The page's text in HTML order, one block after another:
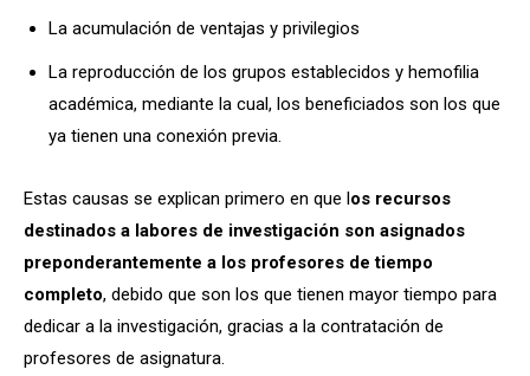
La acumulación de ventajas y privilegios
La reproducción de los grupos establecidos y hemofilia
académica, mediante la cual, los beneficiados son los que
ya tienen una conexión previa.
Estas causas se explican primero en que los recursos
destinados a labores de investigación son asignados
preponderantemente a los profesores de tiempo
completo, debido que son los que tienen mayor tiempo para
dedicar a la investigación, gracias a la contratación de
profesores de asignatura.